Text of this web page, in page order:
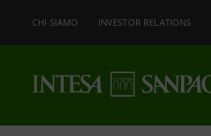
CHI SIAMO INVESTOR RELATIONS